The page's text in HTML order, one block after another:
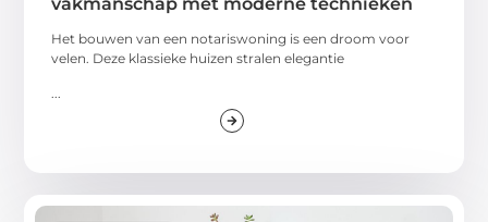
Het bouwen van een notariswoning is een droom voor
velen. Deze klassieke huizen stralen elegantie